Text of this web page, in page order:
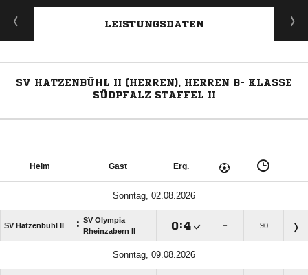
LEISTUNGSDATEN
SV HATZENBÜHL II (HERREN), HERREN B- KLASSE
SÜDPFALZ STAFFEL II
Heim Gast Erg.
Sonntag, 02.08.2026
SV Hatzenbühl II : SV Olympia
Rheinzabern II
: – 90
Sonntag, 09.08.2026